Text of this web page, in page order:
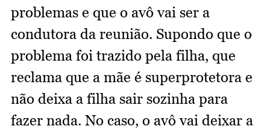
problemas e que o avô vai ser a
condutora da reunião. Supondo que o
problema foi trazido pela filha, que
reclama que a mãe é superprotetora e
não deixa a filha sair sozinha para
fazer nada. No caso, o avô vai deixar a